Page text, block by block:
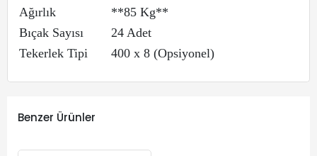
Ağırlık
**85 Kg**
Bıçak Sayısı
24 Adet
Tekerlek Tipi
400 x 8 (Opsiyonel)
Benzer Ürünler